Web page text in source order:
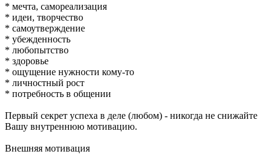
* мечта, самореализация
* идеи, творчество
* самоутверждение
* убежденность
* любопытство
* здоровье
* ощущение нужности кому-то
* личностный рост
* потребность в общении
Первый секрет успеха в деле (любом) - никогда не снижайте
Вашу внутреннюю мотивацию.
Внешняя мотивация